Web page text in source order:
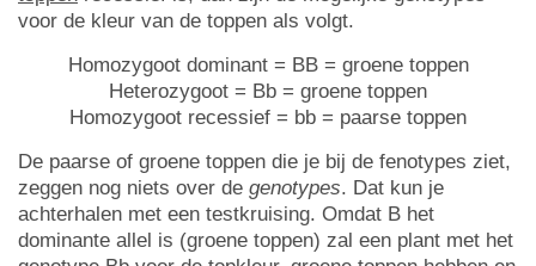
voor de kleur van de toppen als volgt.
Homozygoot dominant = BB = groene toppen
Heterozygoot = Bb = groene toppen
Homozygoot recessief = bb = paarse toppen
De paarse of groene toppen die je bij de fenotypes ziet,
zeggen nog niets over de genotypes. Dat kun je
achterhalen met een testkruising. Omdat B het
dominante allel is (groene toppen) zal een plant met het